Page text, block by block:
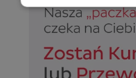
Niezbędne